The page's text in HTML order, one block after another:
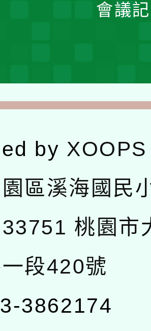
會議
by XOOPS
區溪海國民
33751 桃園市
段420號
3862174